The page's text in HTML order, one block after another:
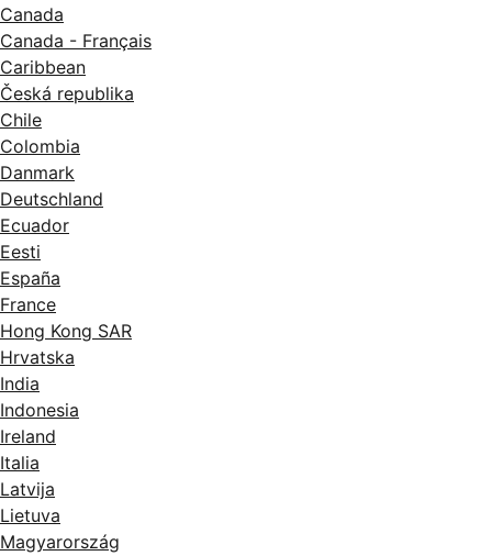
Canada
Canada - Français
Caribbean
Česká republika
Chile
Colombia
Danmark
Deutschland
Ecuador
Eesti
España
France
Hong Kong SAR
Hrvatska
India
Indonesia
Ireland
Italia
Latvija
Lietuva
Magyarország